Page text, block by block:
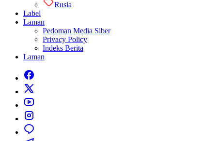
Rusia
Label
Laman
Pedoman Media Siber
Privacy Policy
Indeks Berita
Laman